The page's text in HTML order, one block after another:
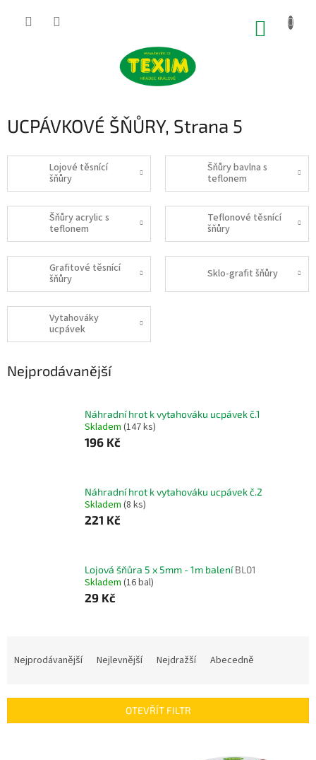
UCPÁVKOVÉ ŠŇŮRY, Strana 5
Lojové těsnící
šňůry
Šňůry bavlna s
teflonem
Šňůry acrylic s
teflonem
Teflonové těsnící
šňůry
Grafitové těsnící
šňůry
Sklo-grafit šňůry
Vytahováky
ucpávek
Nejprodávanější
Náhradní hrot k vytahováku ucpávek č.1
Skladem (147 ks)
196 Kč
Náhradní hrot k vytahováku ucpávek č.2
Skladem (8 ks)
221 Kč
Lojová šňůra 5 x 5mm - 1m baleníBL01
Skladem (16 bal)
29 Kč
í
Nejprodávanější Nejlevnější Nejdražší Abecedně
OTEVŘÍT FILTR